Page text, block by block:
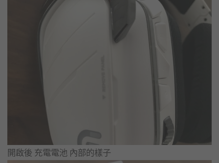
開啟後 充電電池 內部的樣子